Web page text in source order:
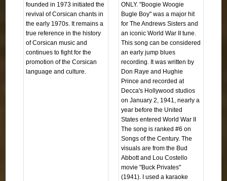
founded in 1973 initiated the
revival of Corsican chants in
the early 1970s. It remains a
true reference in the history
of Corsican music and
continues to fight for the
promotion of the Corsican
language and culture.
ONLY. "Boogie Woogie
Bugle Boy" was a major hit
for The Andrews Sisters and
an iconic World War II tune.
This song can be considered
an early jump blues
recording. It was written by
Don Raye and Hughie
Prince and recorded at
Decca's Hollywood studios
on January 2, 1941, nearly a
year before the United
States entered World War II
The song is ranked #6 on
Songs of the Century. The
visuals are from the Bud
Abbott and Lou Costello
movie "Buck Privates"
(1941). I used a karaoke